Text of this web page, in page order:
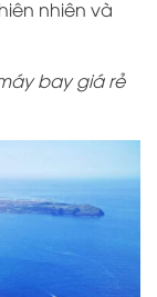
nhiên và
bay giá rẻ